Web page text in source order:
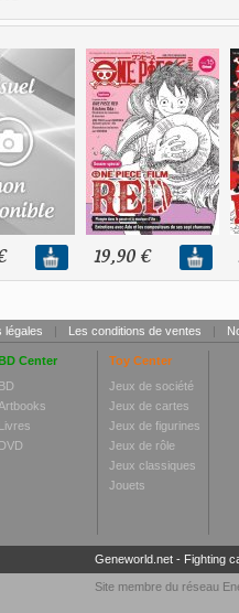
19,90 €
légales | Les conditions de ventes |
Center
BD
Artbooks
Livres
DVD
Toy Center
Jeux de société
Jeux de cartes
Jeux de figurines
Jeux de rôle
Jeux classiques
Jouets
Geneworld.net- Fighting
Site membre du réseau